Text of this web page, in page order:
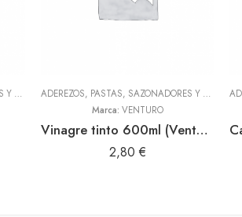
ADEREZOS, PASTAS, SAZONADORES Y CONDIMENTOS ,TODOS
ADEREZOS, PASTAS, SAZONADORES Y CONDIMENTOS
Marca: VENTURO
Vinagre tinto 600ml (Venturo)
2,80 €